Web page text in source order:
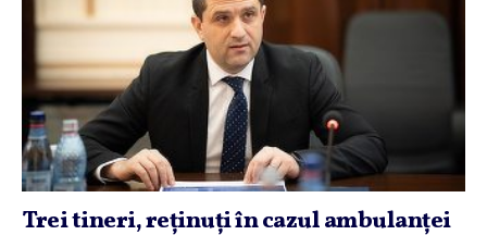
Trei tineri, reţinuţi în cazul ambulanţei